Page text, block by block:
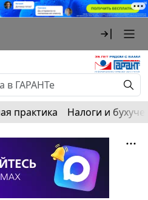
практика Налоги и